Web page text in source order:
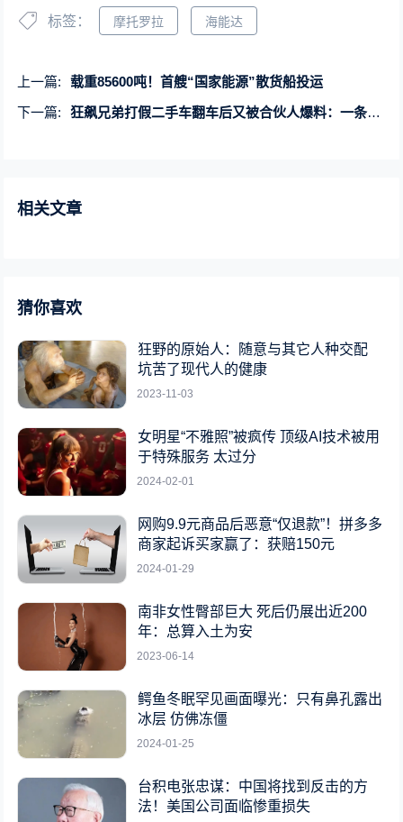
标签： 摩托罗拉 海能达
上一篇:
载重85600吨！首艘“国家能源”散货船投运
下一篇:
狂飙兄弟打假二手车翻车后又被合伙人爆料：一条广告收益15万
相关文章
猜你喜欢
狂野的原始人：随意与其它人种交配
坑苦了现代人的健康
2023-11-03
女明星“不雅照”被疯传 顶级AI技术被用
于特殊服务 太过分
2024-02-01
网购9.9元商品后恶意“仅退款”！拼多多
商家起诉买家赢了：获赔150元
2024-01-29
南非女性臀部巨大 死后仍展出近200
年：总算入土为安
2023-06-14
鳄鱼冬眠罕见画面曝光：只有鼻孔露出
冰层 仿佛冻僵
2024-01-25
台积电张忠谋：中国将找到反击的方
法！美国公司面临惨重损失